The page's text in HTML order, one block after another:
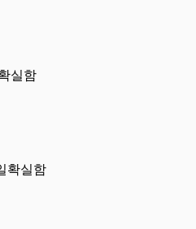
실함
확실함